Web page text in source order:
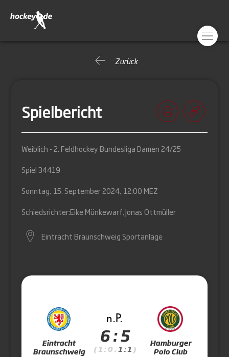
Zurück
Spielbericht
Weiblich - 2. Feldhockey Bundesliga Damen 24/25
Spiel 34419
Sonntag, 15. September 2024, 12:00 MEZ
Schiedsrichter:Eike Münkewarf,Jonas Ottmüller
Eintracht Braunschweig Sportanlage
Eintracht
Braunschweig
n.P.
6 : 5
( 1 : 0 , 1 : 1)
Hamburger
Polo Club